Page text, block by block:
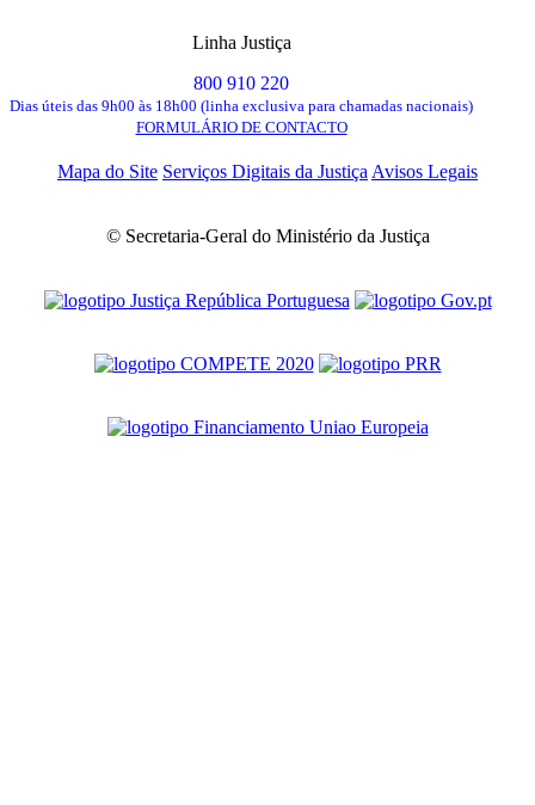
Linha Justiça
800 910 220
Dias úteis das 9h00 às 18h00 (linha exclusiva para chamadas nacionais)
FORMULÁRIO DE CONTACTO
Mapa do Site Serviços Digitais da Justiça Avisos Legais
© Secretaria-Geral do Ministério da Justiça